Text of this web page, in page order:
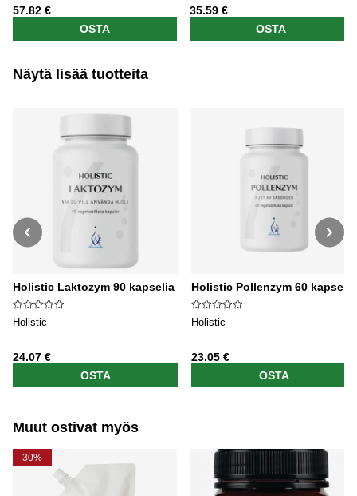
57.82 €
OSTA
35.59 €
OSTA
Näytä lisää tuotteita
Holistic Laktozym 90 kapselia
Holistic
24.07 €
OSTA
Holistic Pollenzym 60 kapselia
Holistic
23.05 €
OSTA
Muut ostivat myös
30%